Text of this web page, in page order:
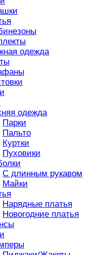
одежда
одежда
уборы
Шапки
Кепки
Плавки
Рюкзаки
MARTIN
GRAZIELLA
одежда
одежда
Парки
Пальто
Куртки
Пуховики
С длинным рукавом
Майки
Нарядные платья
Новогодние платья